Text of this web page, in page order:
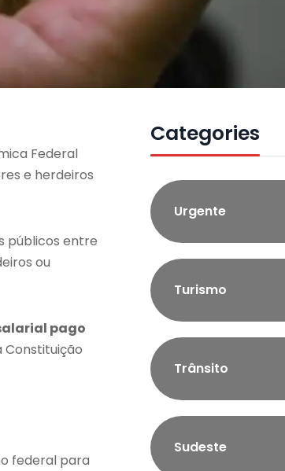
Federal
e herdeiros
públicos entre
ou
pago
federal para
Categories
Urgente
Turismo
Trânsito
Sudeste